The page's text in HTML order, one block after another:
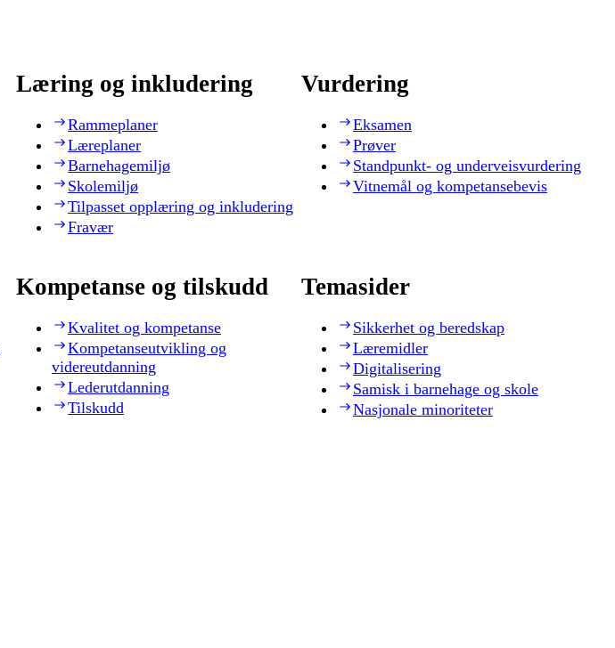
Læring og inkludering
Rammeplaner
Læreplaner
Barnehagemiljø
Skolemiljø
Tilpasset opplæring og inkludering
Fravær
Vurdering
Eksamen
Prøver
Standpunkt- og underveisvurdering
Vitnemål og kompetansebevis
Kompetanse og tilskudd
Kvalitet og kompetanse
Kompetanseutvikling og
videreutdanning
Lederutdanning
Tilskudd
Temasider
Sikkerhet og beredskap
Læremidler
Digitalisering
Samisk i barnehage og skole
Nasjonale minoriteter